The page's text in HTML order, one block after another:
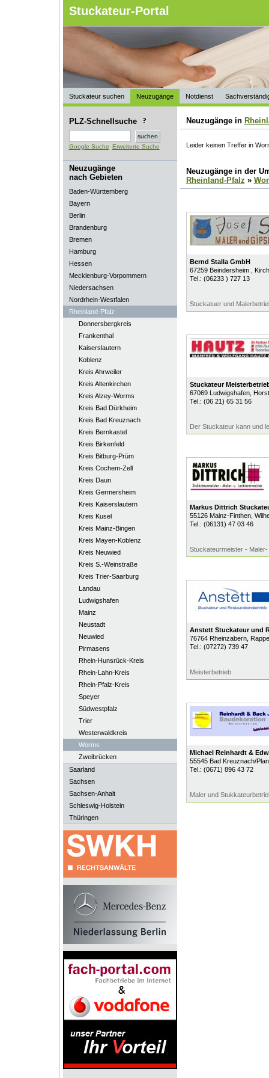
Stuckateur-Portal
Stuckateur suchen Neuzugänge Notdienst
PLZ-Schnellsuche
Google Suche Erweiterte Suche
Neuzugänge
nach Gebieten
Baden-Württemberg
Bayern
Berlin
Brandenburg
Bremen
Hamburg
Hessen
Mecklenburg-Vorpommern
Niedersachsen
Nordrhein-Westfalen
Rheinland-Pfalz
Donnersbergkreis
Frankenthal
Kaiserslautern
Koblenz
Kreis Ahrweiler
Kreis Altenkirchen
Kreis Alzey-Worms
Kreis Bad Dürkheim
Kreis Bad Kreuznach
Kreis Bernkastel
Kreis Birkenfeld
Kreis Bitburg-Prüm
Kreis Cochem-Zell
Kreis Daun
Kreis Germersheim
Kreis Kaiserslautern
Kreis Kusel
Kreis Mainz-Bingen
Kreis Mayen-Koblenz
Kreis Neuwied
Kreis S.-Weinstraße
Kreis Trier-Saarburg
Landau
Ludwigshafen
Mainz
Neustadt
Neuwied
Pirmasens
Rhein-Hunsrück-Kreis
Rhein-Lahn-Kreis
Rhein-Pfalz-Kreis
Speyer
Südwestpfalz
Trier
Westerwaldkreis
Worms
Zweibrücken
Saarland
Sachsen
Sachsen-Anhalt
Schleswig-Holstein
Thüringen
Neuzugänge in
Leider keinen Treffer in
Neuzugänge in der
Rheinland-Pfalz »
Bernd Stalla GmbH
67259 Beindersheim
,
Tel.: (06233 ) 727 13
Stuckatuer und
Stuckateur
67069 Ludwigshafen,
Tel.: (06 21) 65 31 56
Der Stuckateur kann und
Markus Dittrich
55126 Mainz-Finthen,
Tel.: (06131) 47 03 46
Stuckateurmeister -
Anstett Stuckateur und
76764 Rheinzabern,
Tel.: (07272) 739 47
Meisterbetrieb
Michael Reinhardt &
55545 Bad Kreuznach/
Tel.: (0671) 896 43 72
Maler und